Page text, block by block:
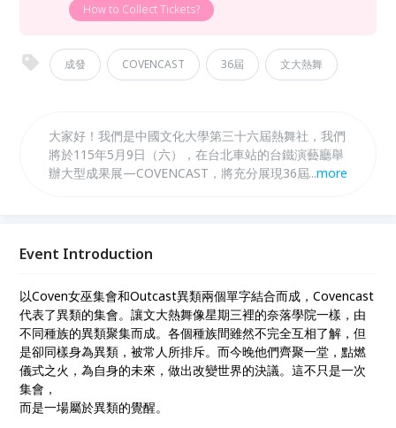
How to Collect Tickets?
成發 COVENCAST 36屆 文大熱舞
大家好！我們是中國文化大學第三十六屆熱舞社，我們
將於115年5月9日（六），在台北車站的台鐵演藝廳舉
辦大型成果展—COVENCAST，將充分展現36屆幹部任
受。
...more
Event Introduction
以Coven女巫集會和Outcast異類兩個單字結合而成，Covencast
代表了異類的集會。讓文大熱舞像星期三裡的奈落學院一樣，由
不同種族的異類聚集而成。各個種族間雖然不完全互相了解，但
是卻同樣身為異類，被常人所排斥。而今晚他們齊聚一堂，點燃
儀式之火，為自身的未來，做出改變世界的決議。這不只是一次
集會，
而是一場屬於異類的覺醒。